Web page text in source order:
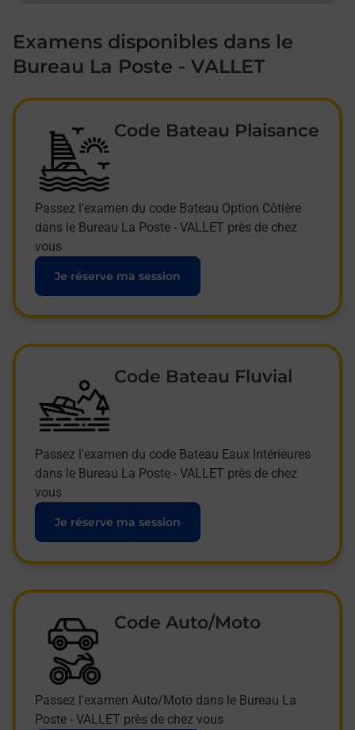
Examens disponibles dans le
Bureau La Poste - VALLET
Code Bateau Plaisance
Passez l'examen du code Bateau Option Côtière
dans le Bureau La Poste - VALLET près de chez
vous
Je réserve ma session
Code Bateau Fluvial
Passez l'examen du code Bateau Eaux Intérieures
dans le Bureau La Poste - VALLET près de chez
vous
Je réserve ma session
Code Auto/Moto
Passez l'examen Auto/Moto dans le Bureau La
Poste - VALLET près de chez vous